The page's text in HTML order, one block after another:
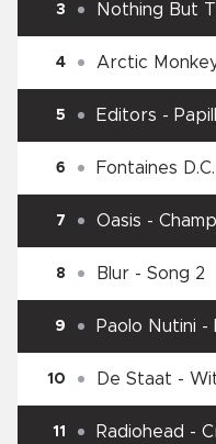
3 Nothing But
4 Arctic
5 Editors -
6 Fontaines D.C.
7 Oasis -
8 Blur - Song 2
9 Paolo Nutini -
10 De Staat -
11 Radiohead -